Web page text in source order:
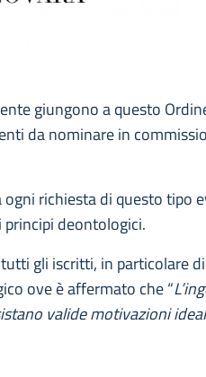
giungono a questo
da nominare in
richiesta di questo tipo
deontologici.
gli iscritti, in particolare
ove è affermato che “
valide motivazioni